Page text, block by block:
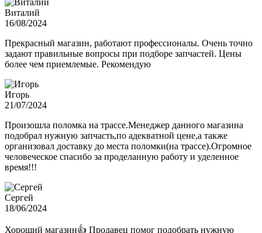
Виталий
16/08/2024
Прекрасный магазин, работают профессионалы. Очень точно
задают правильные вопросы при подборе запчастей. Цены
более чем приемлемые. Рекомендую
Игорь
21/07/2024
Произошла поломка на трассе.Менеджер данного магазина
подобрал нужную запчасть,по адекватной цене,а также
организовал доставку до места поломки(на трассе).Огромное
человеческое спасибо за проделанную работу и уделенное
время!!!
Сергей
18/06/2024
Хороший магазин👍 Продавец помог подобрать нужную